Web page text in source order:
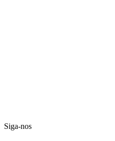
Siga-nos